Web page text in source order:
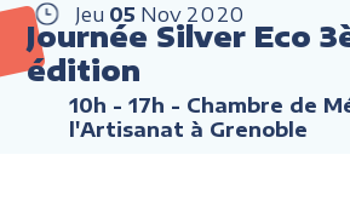
Jeu 05 Nov 2020
Journée Silver Eco
édition
10h - 17h - Chambre de
l'Artisanat à Grenoble